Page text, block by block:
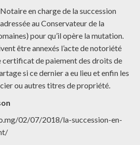
Notaire en charge de la succession
au Conservateur de la
pour qu’il opère la mutation.
être annexés l’acte de notoriété
certificat de paiement des droits de
si ce dernier a eu lieu et enfin les
ou autres titres de propriété.
02/07/2018/la-succession-en-